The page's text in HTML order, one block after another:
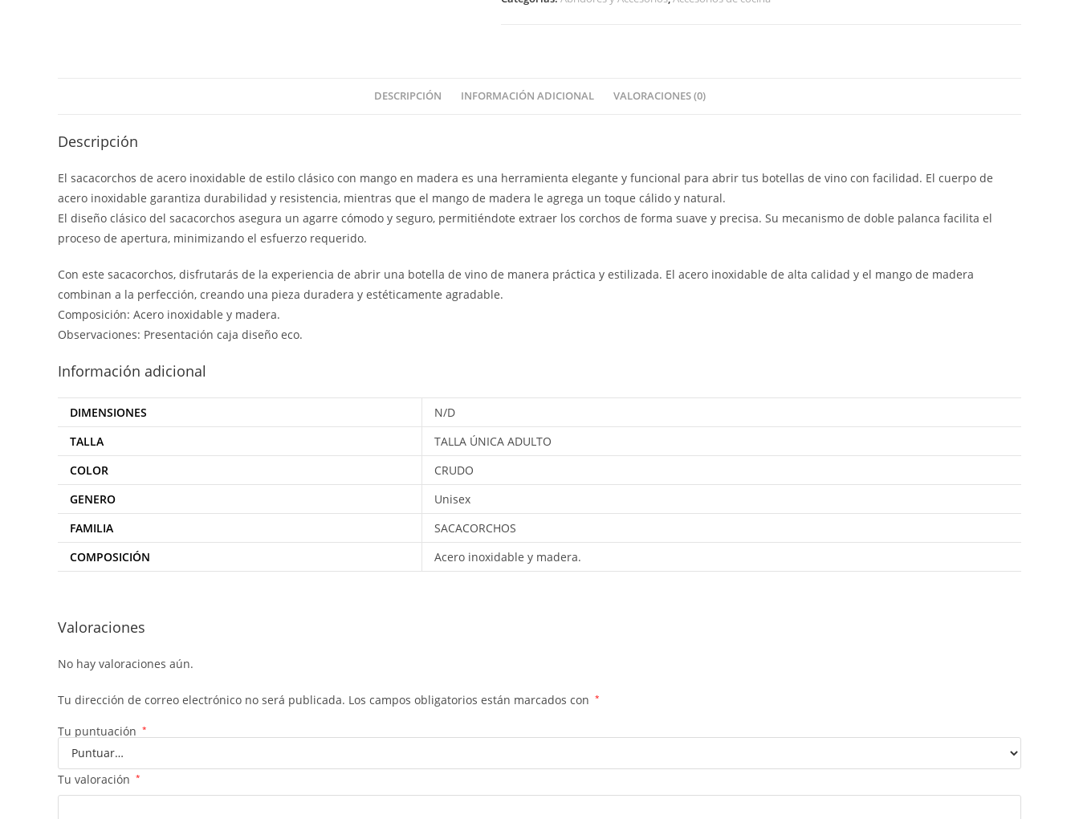
DESCRIPCIÓN INFORMACIÓN ADICIONAL VALORACIONES (0)
Descripción
El sacacorchos de acero inoxidable de estilo clásico con mango en madera es una herramienta elegante y funcional para abrir tus botellas de vino con facilidad. El cuerpo de
acero inoxidable garantiza durabilidad y resistencia, mientras que el mango de madera le agrega un toque cálido y natural.
El diseño clásico del sacacorchos asegura un agarre cómodo y seguro, permitiéndote extraer los corchos de forma suave y precisa. Su mecanismo de doble palanca facilita el
proceso de apertura, minimizando el esfuerzo requerido.
Con este sacacorchos, disfrutarás de la experiencia de abrir una botella de vino de manera práctica y estilizada. El acero inoxidable de alta calidad y el mango de madera
combinan a la perfección, creando una pieza duradera y estéticamente agradable.
Composición: Acero inoxidable y madera.
Observaciones: Presentación caja diseño eco.
Información adicional
DIMENSIONES
N/D
TALLA
TALLA ÚNICA ADULTO
COLOR
CRUDO
GENERO
Unisex
FAMILIA
SACACORCHOS
COMPOSICIÓN
Acero inoxidable y madera.
Valoraciones
No hay valoraciones aún.
Tu dirección de correo electrónico no será publicada. Los campos obligatorios están marcados con *
Tu puntuación *
Tu valoración *